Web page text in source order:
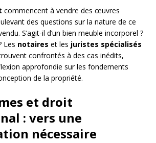
commencent à vendre des œuvres
des questions sur la nature de ce
S’agit-il d’un bien meuble incorporel ?
Les notaires et les juristes spécialisés
confrontés à des cas inédits,
approfondie sur les fondements
de la propriété.
et droit
: vers une
nécessaire